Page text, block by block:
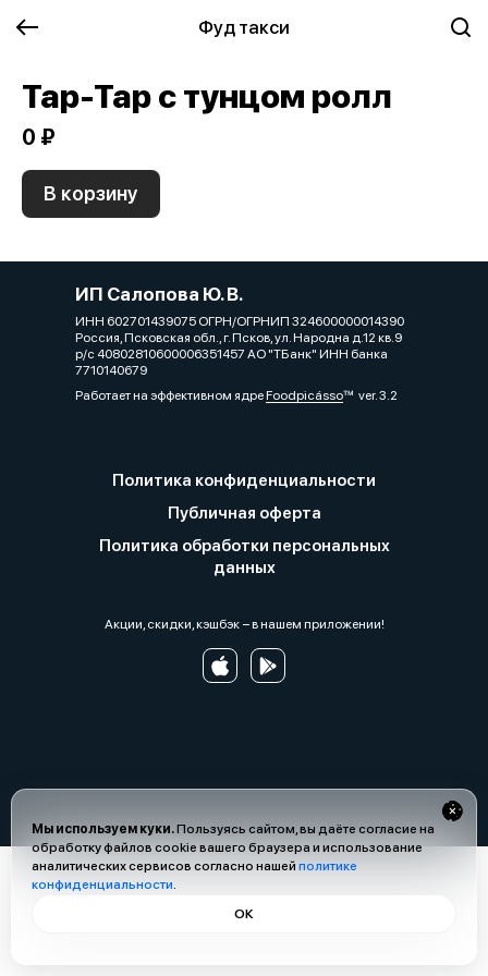
Фуд такси
Мы используем куки.Пользуясь сайтом, вы даёте согласие на
обработку файлов cookie вашего браузера и использование
аналитических сервисов согласно нашей политике
конфиденциальности.
ОК
Тар-Тар с тунцом ролл
0 ₽
В корзину
ИП Салопова Ю. В.
ИНН 602701439075 ОГРН/ОГРНИП 324600000014390
Россия, Псковская обл., г. Псков, ул. Народна д.12 кв.9
р/с 40802810600006351457 АО "ТБанк" ИНН банка
7710140679
Работает на эффективном ядреFoodpicássover. 3.2
Политика конфиденциальности
Публичная оферта
Политика обработки персональных
данных
Акции, скидки, кэшбэк − в нашем приложении!